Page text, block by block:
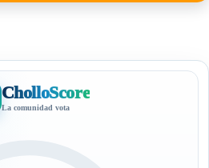
CholloScore
La comunidad vota